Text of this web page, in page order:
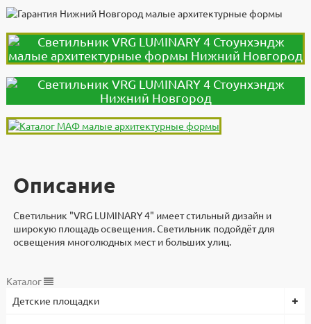
Описание
Светильник "VRG LUMINARY 4" имеет стильный дизайн и
широкую площадь освещения. Светильник подойдёт для
освещения многолюдных мест и больших улиц.
Дополнительно
Светильник VRG LUMINARY 4 разработали и изготавливают в
Документы
Документы
3d модели для проектировщиков
Видеоинструкция
Характеристики
Высота, мм
Каталог
Детские площадки